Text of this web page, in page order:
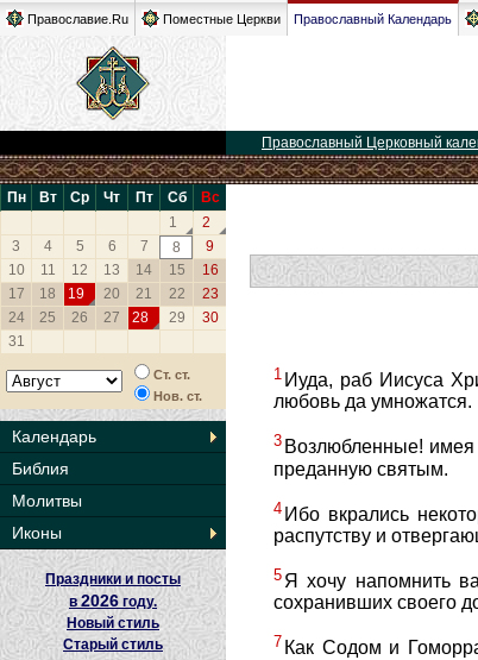
Православие.Ru Поместные Церкви Православный Календарь
Православный Церковный
Пн Вт Ср Чт Пт Сб
Вс
1
2
3
4 5 6 7 8
9
10
11 12 13 14 15
16
17
18 19 20 21 22
23
24
25 26 27 28 29
30
31
Ст. ст.
Нов. ст.
Календарь
Библия
Молитвы
Иконы
Праздники и посты
в2026 году.
Новый стиль
Старый стиль
1 Иуда, раб Иисуса
любовь да умножатся.
3 Возлюбленные! имея
преданную святым.
4 Ибо вкрались
распутству и
5 Я хочу напомнить
сохранивших своего
7 Как Содом и